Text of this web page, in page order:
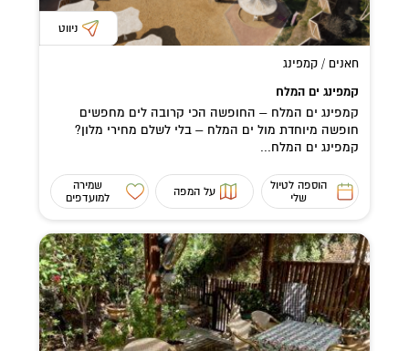
ניווט
חאנים / קמפינג
קמפינג ים המלח
קמפינג ים המלח – החופשה הכי קרובה לים מחפשים
חופשה מיוחדת מול ים המלח – בלי לשלם מחירי מלון?
קמפינג ים המלח...
הוספה לטיול
שלי
על המפה
שמירה
למועדפים